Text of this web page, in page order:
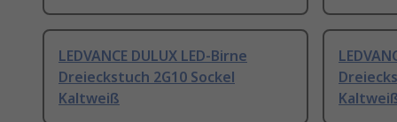
LEDVANCE DULUX LED-Birne
Dreieckstuch 2G10 Sockel
Kaltweiß